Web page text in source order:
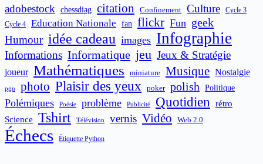
adobestock chessdiag citation Confinement Culture
Cycle 3
Cycle 4
Education Nationale fan flickr Fun geek
Humour idée cadeau images Infographie
Informations Informatique jeu Jeux & Stratégie
joueur Mathématiques miniature Musique Nostalgie
pgn photo Plaisir des yeux poker polish Politique
Polémiques Poésie problème Publicité Quotidien
rétro
Science
Tshirt Télévision vernis Vidéo Web 2.0
Échecs Étiquette Python